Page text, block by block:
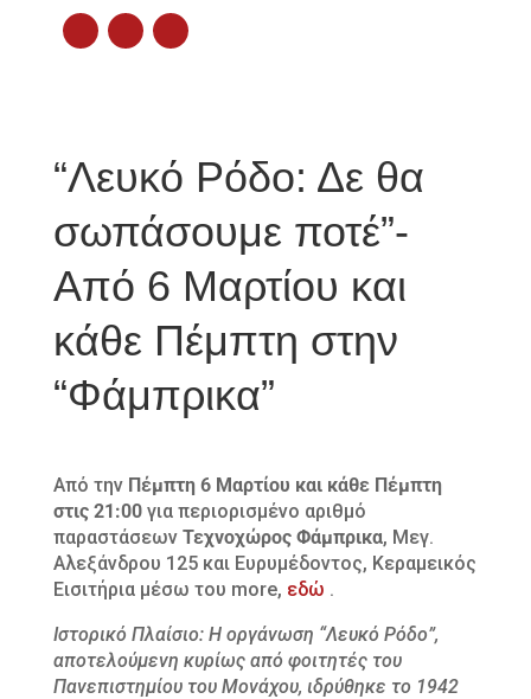
“Λευκό Ρόδο: Δε θα
σωπάσουμε ποτέ”-
Από 6 Μαρτίου και
κάθε Πέμπτη στην
“Φάμπρικα”
Από την Πέμπτη 6 Μαρτίου και κάθε Πέμπτη
στις 21:00 για περιορισμένο αριθμό
παραστάσεων Τεχνοχώρος Φάμπρικα, Μεγ.
Αλεξάνδρου 125 και Ευρυμέδοντος, Κεραμεικός
Εισιτήρια μέσω του more, εδώ .
Ιστορικό Πλαίσιο: Η οργάνωση “Λευκό Ρόδο”,
αποτελούμενη κυρίως από φοιτητές του
Πανεπιστημίου του Μονάχου, ιδρύθηκε το 1942